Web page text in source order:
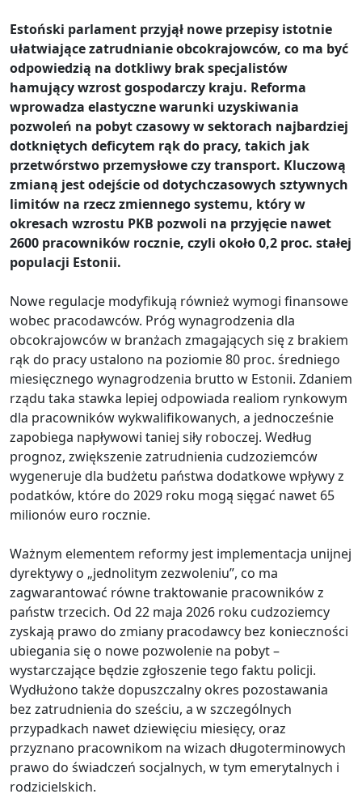
Estoński parlament przyjął nowe przepisy istotnie
ułatwiające zatrudnianie obcokrajowców, co ma być
odpowiedzią na dotkliwy brak specjalistów
hamujący wzrost gospodarczy kraju. Reforma
wprowadza elastyczne warunki uzyskiwania
pozwoleń na pobyt czasowy w sektorach najbardziej
dotkniętych deficytem rąk do pracy, takich jak
przetwórstwo przemysłowe czy transport. Kluczową
zmianą jest odejście od dotychczasowych sztywnych
limitów na rzecz zmiennego systemu, który w
okresach wzrostu PKB pozwoli na przyjęcie nawet
2600 pracowników rocznie, czyli około 0,2 proc. stałej
populacji Estonii.
Nowe regulacje modyfikują również wymogi finansowe
wobec pracodawców. Próg wynagrodzenia dla
obcokrajowców w branżach zmagających się z brakiem
rąk do pracy ustalono na poziomie 80 proc. średniego
miesięcznego wynagrodzenia brutto w Estonii. Zdaniem
rządu taka stawka lepiej odpowiada realiom rynkowym
dla pracowników wykwalifikowanych, a jednocześnie
zapobiega napływowi taniej siły roboczej. Według
prognoz, zwiększenie zatrudnienia cudzoziemców
wygeneruje dla budżetu państwa dodatkowe wpływy z
podatków, które do 2029 roku mogą sięgać nawet 65
milionów euro rocznie.
Ważnym elementem reformy jest implementacja unijnej
dyrektywy o „jednolitym zezwoleniu”, co ma
zagwarantować równe traktowanie pracowników z
państw trzecich. Od 22 maja 2026 roku cudzoziemcy
zyskają prawo do zmiany pracodawcy bez konieczności
ubiegania się o nowe pozwolenie na pobyt –
wystarczające będzie zgłoszenie tego faktu policji.
Wydłużono także dopuszczalny okres pozostawania
bez zatrudnienia do sześciu, a w szczególnych
przypadkach nawet dziewięciu miesięcy, oraz
przyznano pracownikom na wizach długoterminowych
prawo do świadczeń socjalnych, w tym emerytalnych i
rodzicielskich.